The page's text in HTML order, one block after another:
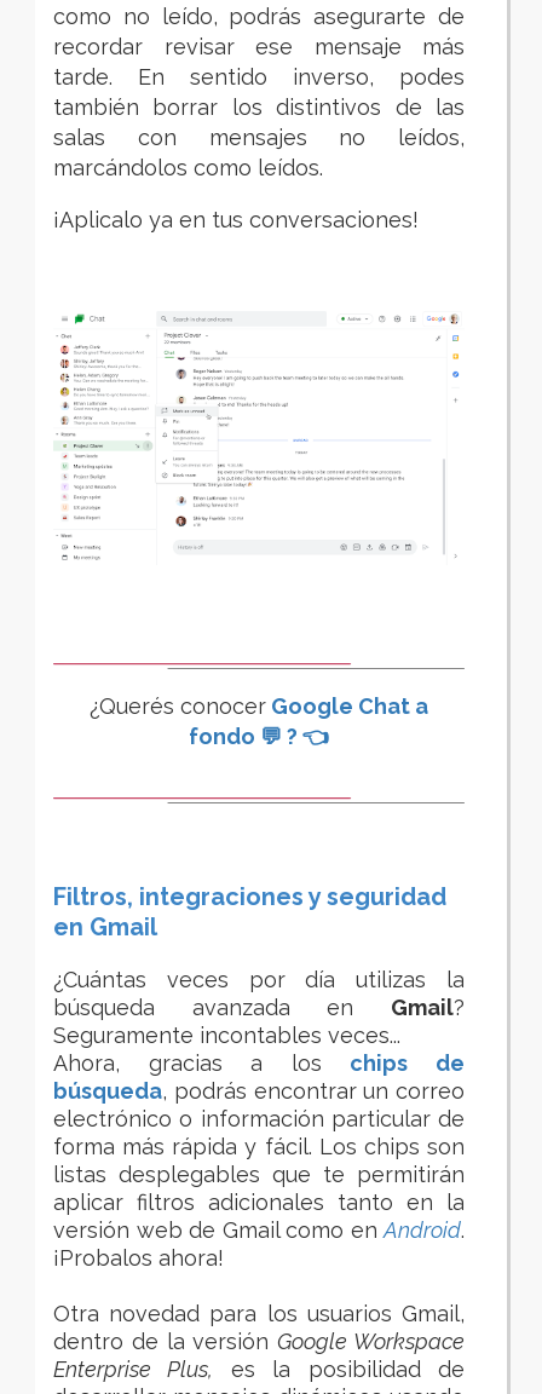
como no leído, podrás asegurarte de
recordar revisar ese mensaje más
tarde. En sentido inverso, podes
también borrar los distintivos de las
salas con mensajes no leídos,
marcándolos como leídos.
¡Aplicalo ya en tus conversaciones!
¿Querés conocer Google Chat a
fondo 💬 ? 👈
Filtros, integraciones y seguridad
en Gmail
¿Cuántas veces por día utilizas la
búsqueda avanzada en Gmail?
Seguramente incontables veces...
Ahora, gracias a los chips de
búsqueda, podrás encontrar un correo
electrónico o información particular de
forma más rápida y fácil. Los chips son
listas desplegables que te permitirán
aplicar filtros adicionales tanto en la
versión web de Gmail como en Android.
¡Probalos ahora!
Otra novedad para los usuarios Gmail,
dentro de la versiónGoogle Workspace
Enterprise Plus,
es la posibilidad de